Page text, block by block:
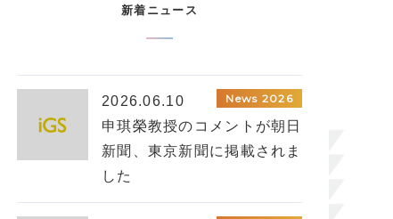
新着ニュース
2026.06.10 News 2026
申琪榮教授のコメントが朝日
新聞、東京新聞に掲載されま
した